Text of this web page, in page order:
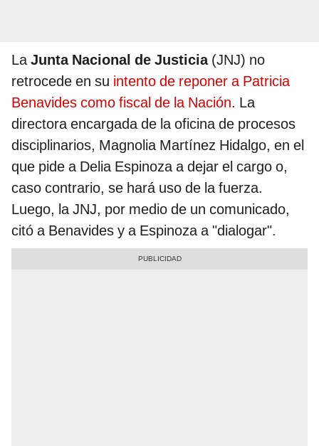
LaJunta Nacional de Justicia(JNJ) no
retrocede en su intento de reponer a Patricia
Benavides como fiscal de la Nación. La
directora encargada de la oficina de procesos
disciplinarios, Magnolia Martínez Hidalgo, en el
que pide a Delia Espinoza a dejar el cargo o,
caso contrario, se hará uso de la fuerza.
Luego, la JNJ, por medio de un comunicado,
citó a Benavides y a Espinoza a "dialogar".